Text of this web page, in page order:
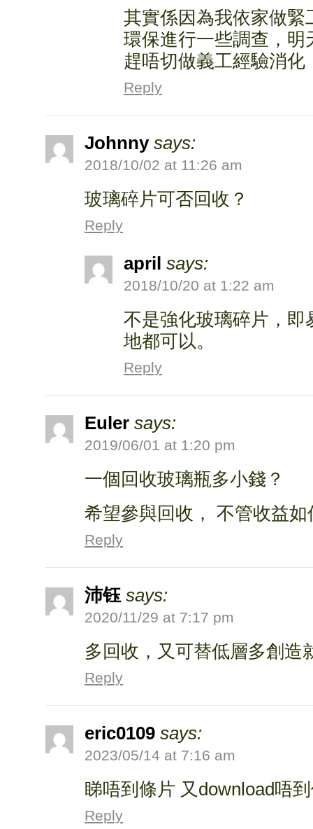
其實係因為我依家做
環保進行一些調查，
趕唔切做義工經驗消化
Reply
Johnny says:
2018/10/02 at 11:26 am
玻璃碎片可否回收？
Reply
april says:
2018/10/20 at 1:22 am
不是強化玻璃碎片，
地都可以。
Reply
Euler says:
2019/06/01 at 1:20 pm
一個回收玻璃瓶多小錢？
希望參與回收， 不管收益如
Reply
沛钰 says:
2020/11/29 at 7:17 pm
多回收，又可替低層多創造
Reply
eric0109 says:
2023/05/14 at 7:16 am
睇唔到條片 又download唔
Reply